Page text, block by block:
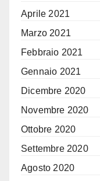
Aprile 2021
Marzo 2021
Febbraio 2021
Gennaio 2021
Dicembre 2020
Novembre 2020
Ottobre 2020
Settembre 2020
Agosto 2020